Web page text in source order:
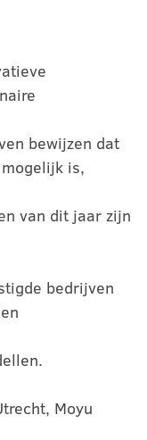
bewijzen dat
is,
van dit jaar zijn
bedrijven
Moyu